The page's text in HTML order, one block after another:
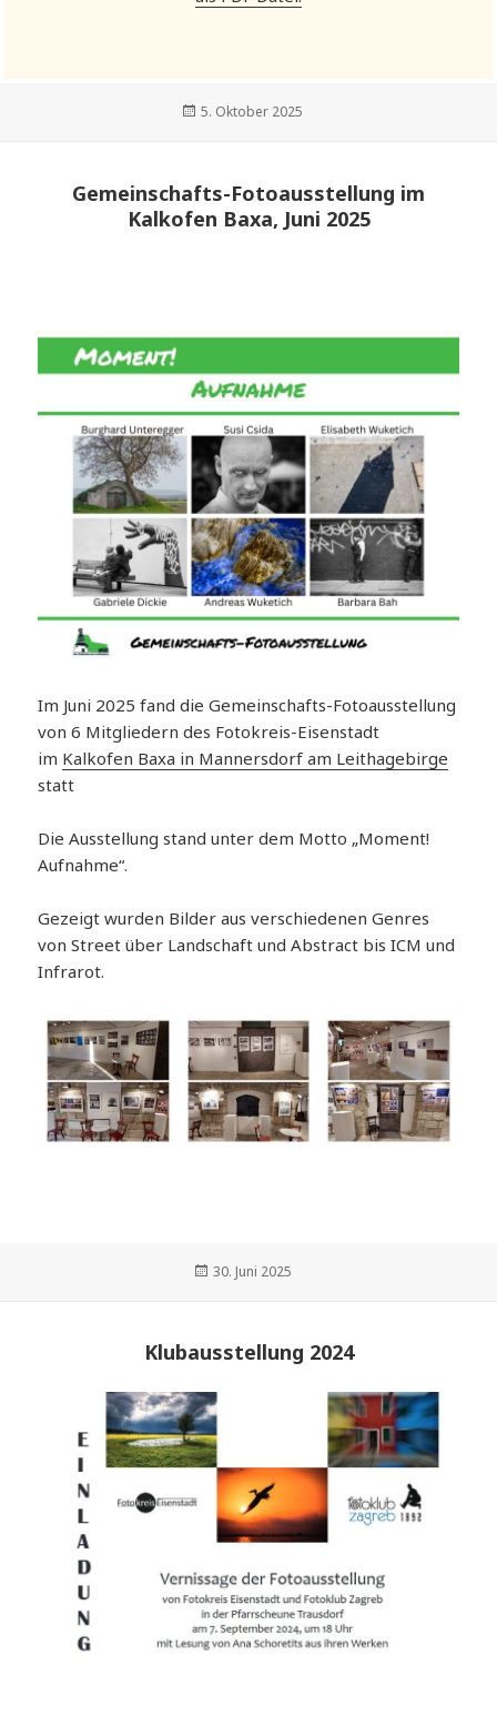
Veröffentlicht
5. Oktober 2025
Gemeinschafts-Fotoausstellung im
Kalkofen Baxa, Juni 2025
Im Juni 2025 fand die Gemeinschafts-Fotoausstellung
von 6 Mitgliedern des Fotokreis-Eisenstadt
im Kalkofen Baxa in Mannersdorf am Leithagebirge
statt
Die Ausstellung stand unter dem Motto „Moment!
Aufnahme“.
Gezeigt wurden Bilder aus verschiedenen Genres
von Street über Landschaft und Abstract bis ICM und
Infrarot.
Veröffentlicht
30. Juni 2025
Klubausstellung 2024